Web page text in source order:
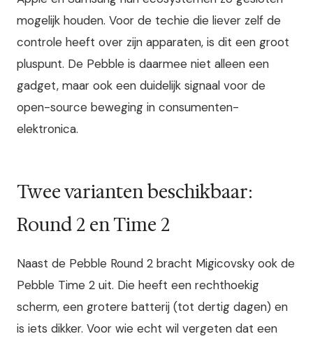
mogelijk houden. Voor de techie die liever zelf de
controle heeft over zijn apparaten, is dit een groot
pluspunt. De Pebble is daarmee niet alleen een
gadget, maar ook een duidelijk signaal voor de
open-source beweging in consumenten-
elektronica.
Twee varianten beschikbaar:
Round 2 en Time 2
Naast de Pebble Round 2 bracht Migicovsky ook de
Pebble Time 2 uit. Die heeft een rechthoekig
scherm, een grotere batterij (tot dertig dagen) en
is iets dikker. Voor wie echt wil vergeten dat een